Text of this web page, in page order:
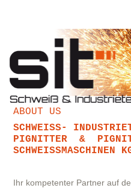
ABOUT US
SCHWEISS-
IGNITTER &
CHWEISSMASCHINEN KG
Ihr kompetenter Partner auf